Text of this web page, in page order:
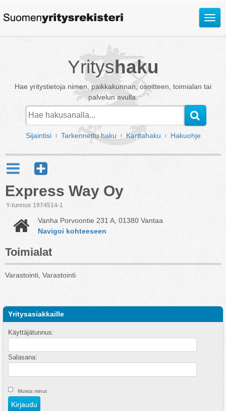
Avaa
Yrityshaku
Hae yritystietoja nimen, paikkakunnan, osoitteen, toimialan tai
palvelun avulla.
Sijaintisi Tarkennettu haku Karttahaku Hakuohje
Express Way Oy
Y-tunnus 1974514-1
Vanha Porvoontie 231 A, 01380 Vantaa
Navigoi kohteeseen
Toimialat
Varastointi, Varastointi
Yritysasiakkaille
Käyttäjätunnus:
Salasana:
Muista minut